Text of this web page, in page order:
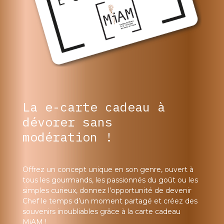
La e-carte cadeau à
dévorer sans
modération !
Offrez un concept unique en son genre, ouvert à
tous les gourmands, les passionnés du goût ou les
simples curieux, donnez l’opportunité de devenir
Chef le temps d’un moment partagé et créez des
souvenirs inoubliables grâce à la carte cadeau
MiAM !